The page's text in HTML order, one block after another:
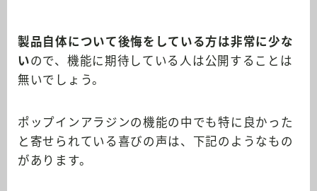
製品自体について後悔をしている方は非常に少な
いので、機能に期待している人は公開することは
無いでしょう。
ポップインアラジンの機能の中でも特に良かった
と寄せられている喜びの声は、下記のようなもの
があります。